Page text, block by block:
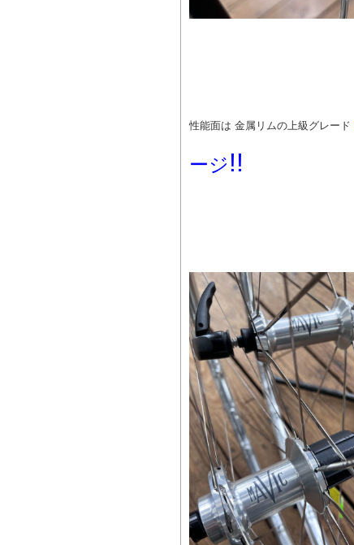
性能面は 金属リムの上級グレード
ージ!!